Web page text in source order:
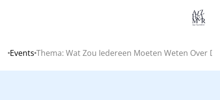
Home
Events Thema: Wat Zou Iedereen Moeten Weten Over